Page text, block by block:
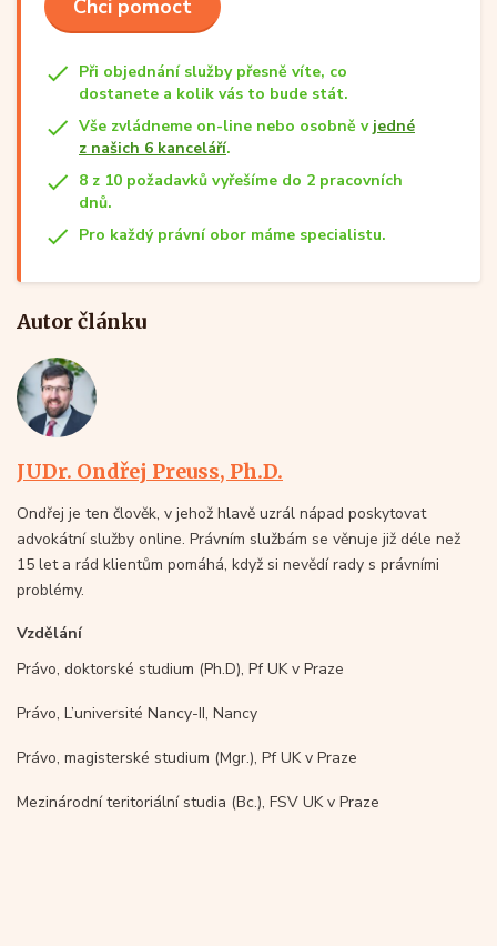
Chci pomoct
Při objednání služby přesně víte, co
dostanete a kolik vás to bude stát.
Vše zvládneme on-line nebo osobně v jedné
z našich 6 kanceláří.
8 z 10 požadavků vyřešíme do 2 pracovních
dnů.
Pro každý právní obor máme specialistu.
Autor článku
JUDr. Ondřej Preuss, Ph.D.
Ondřej je ten člověk, v jehož hlavě uzrál nápad poskytovat
advokátní služby online. Právním službám se věnuje již déle než
15 let a rád klientům pomáhá, když si nevědí rady s právními
problémy.
Vzdělání
Právo, doktorské studium (Ph.D), Pf UK v Praze
Právo, L’université Nancy-II, Nancy
Právo, magisterské studium (Mgr.), Pf UK v Praze
Mezinárodní teritoriální studia (Bc.), FSV UK v Praze